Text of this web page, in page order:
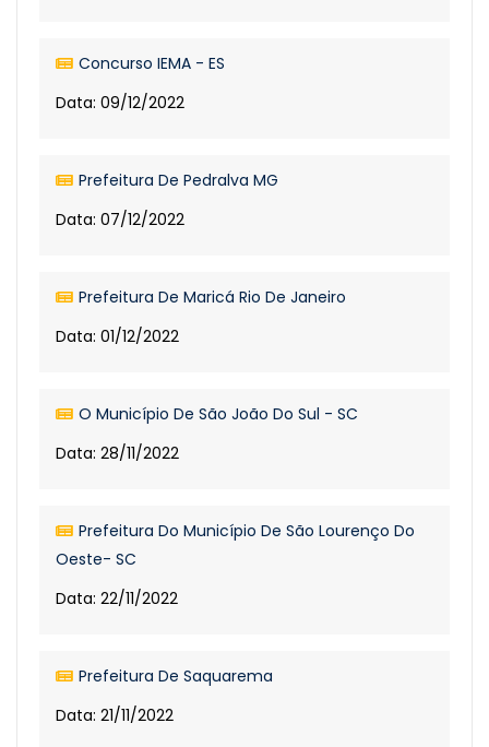
Concurso IEMA - ES
Data: 09/12/2022
Prefeitura De Pedralva MG
Data: 07/12/2022
Prefeitura De Maricá Rio De Janeiro
Data: 01/12/2022
O Município De São João Do Sul - SC
Data: 28/11/2022
Prefeitura Do Município De São Lourenço Do
Oeste- SC
Data: 22/11/2022
Prefeitura De Saquarema
Data: 21/11/2022